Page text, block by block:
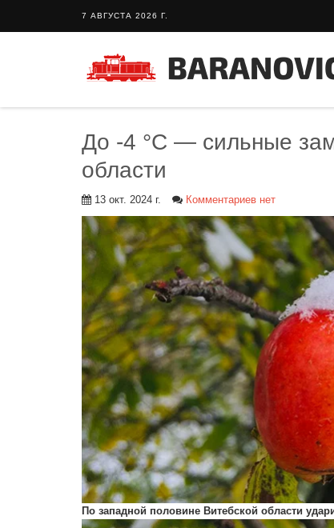
7 АВГУСТА 2026 Г.
До -4 °C — сильные
области
13 окт. 2024 г. Комментариев нет
По западной половине Витебской области